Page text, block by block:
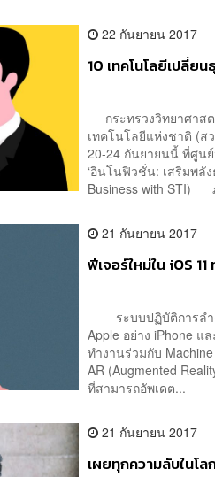
22 กันยายน 2017
10 เทคโนโลยีเปลี่ย
กระทรวงวิทยาศาส
เทคโนโลยีแห่งชาติ (ส
20-24 กันยายนนี้ ที่ศูน
‘อินโนฟิวชั่น: เสริมพลั
Business with STI)
21 กันยายน 2017
ฟีเจอร์ใหม่ใน iOS 11
ระบบปฏิบัติการลำ
Apple อย่าง iPhone
ทำงานร่วมกับ
AR (Augmented
ที่สามารถอัพเดต...
21 กันยายน 2017
เผยทุกความลับในโ